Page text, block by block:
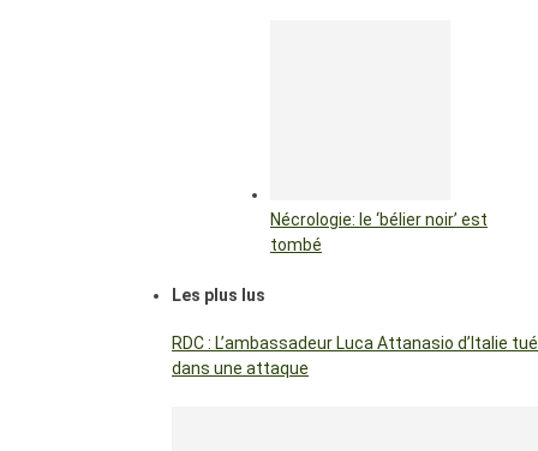
Nécrologie: le ‘bélier noir’ est
tombé
Les plus lus
RDC : L’ambassadeur Luca Attanasio d’Italie tué
dans une attaque